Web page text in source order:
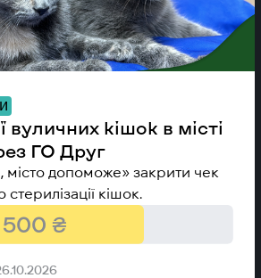
вуличних кішок в місті
ГО Друг
місто допоможе» закрити чек
кішок.
500 ₴